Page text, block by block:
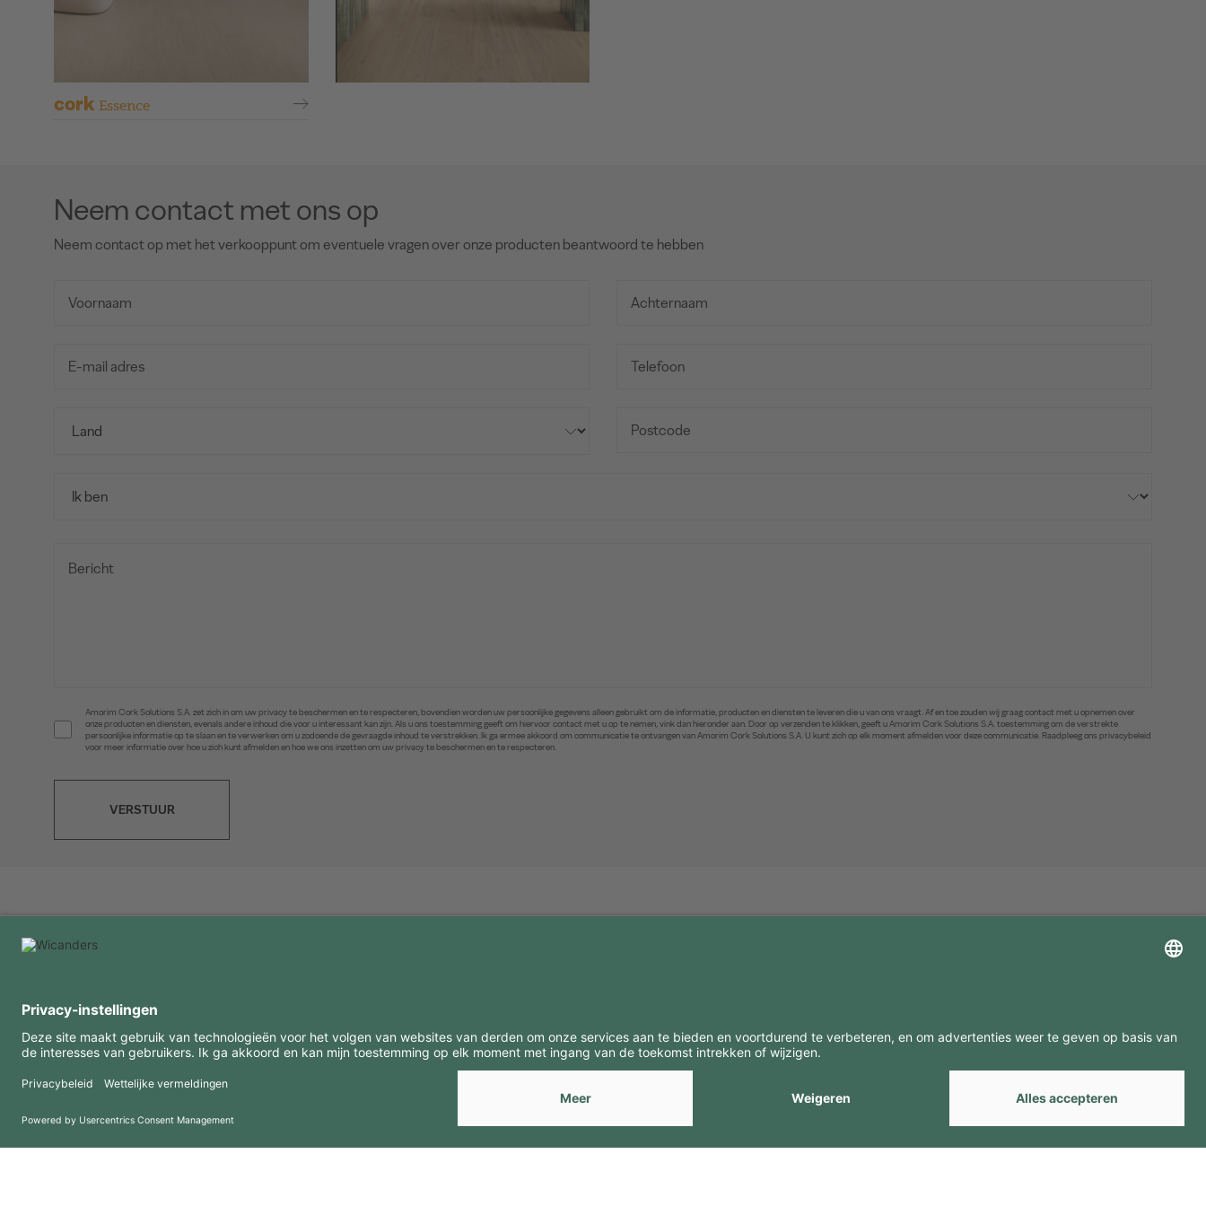
cork Essence
Neem contact met ons op
Neem contact op met het verkooppunt om eventuele vragen over onze producten beantwoord te hebben
Amorim Cork Solutions S.A. zet zich in om uw privacy te beschermen en te respecteren, bovendien worden uw persoonlijke gegevens alleen gebruikt om de informatie, producten en diensten te leveren die u van ons vraagt. Af en toe zouden wij graag contact met u opnemen over
onze producten en diensten, evenals andere inhoud die voor u interessant kan zijn. Als u ons toestemming geeft om hiervoor contact met u op te nemen, vink dan hieronder aan. Door op verzenden te klikken, geeft u Amorim Cork Solutions S.A. toestemming om de verstrekte
persoonlijke informatie op te slaan en te verwerken om u zodoende de gevraagde inhoud te verstrekken. Ik ga ermee akkoord om communicatie te ontvangen van Amorim Cork Solutions S.A. U kunt zich op elk moment afmelden voor deze communicatie. Raadpleeg ons privacybeleid
voor meer informatie over hoe u zich kunt afmelden en hoe we ons inzetten om uw privacy te beschermen en te respecteren.
VERSTUUR
FAQ
Gebruiksvoorwaarden
Privacybeleid
Downloads
Copyright 2026 © Amorim Cork Solutions. All rights reserved. byWebcomum